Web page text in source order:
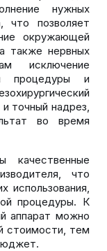
нужных
что позволяет
окружающей
также нервных
исключение
процедуры и
точный надрез,
во время
качественные
что
использования,
процедуры. К
аппарат можно
стоимости, тем